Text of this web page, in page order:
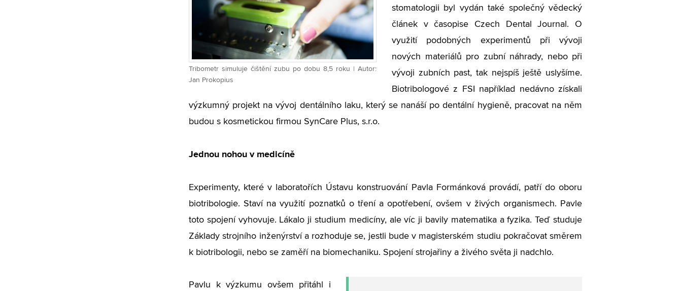
Tribometr simuluje čištění zubu po dobu 8,5 roku | Autor:
Jan Prokopius
stomatologii byl vydán také společný vědecký
článek v časopise Czech Dental Journal. O
využití podobných experimentů při vývoji
nových materiálů pro zubní náhrady, nebo při
vývoji zubních past, tak nejspíš ještě uslyšíme.
Biotribologové z FSI například nedávno získali
výzkumný projekt na vývoj dentálního laku, který se nanáší po dentální hygieně, pracovat na něm
budou s kosmetickou firmou SynCare Plus, s.r.o.
Jednou nohou v medicíně
Experimenty, které v laboratořích Ústavu konstruování Pavla Formánková provádí, patří do oboru
biotribologie. Staví na využití poznatků o tření a opotřebení, ovšem v živých organismech. Pavle
toto spojení vyhovuje. Lákalo ji studium medicíny, ale víc ji bavily matematika a fyzika. Teď studuje
Základy strojního inženýrství a rozhoduje se, jestli bude v magisterském studiu pokračovat směrem
k biotribologii, nebo se zaměří na biomechaniku. Spojení strojařiny a živého světa ji nadchlo.
Pavlu k výzkumu ovšem přitáhl i